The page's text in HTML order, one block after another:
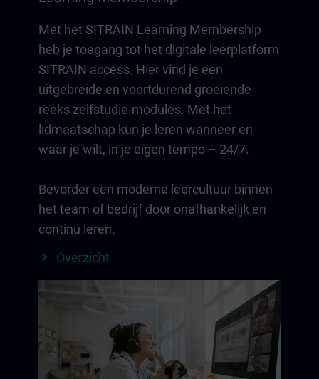
Met het SITRAIN Learning Membership
heb je toegang tot het digitale leerplatform
SITRAIN access. Hier vind je een
uitgebreide en voortdurend groeiende
reeks zelfstudie-modules. Met het
lidmaatschap kun je leren wanneer en
waar je wilt, in je eigen tempo – 24/7.
Bevorder een moderne leercultuur binnen
het team of bedrijf door onafhankelijk en
continu leren.
Overzicht